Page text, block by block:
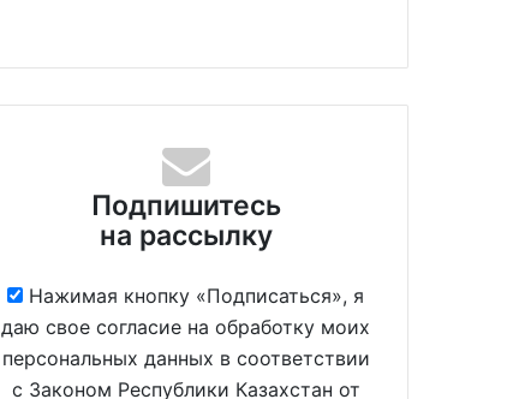
Подпишитесь
на рассылку
Нажимая кнопку «Подписаться», я
даю свое согласие на обработку моих
персональных данных в соответствии
с Законом Республики Казахстан от